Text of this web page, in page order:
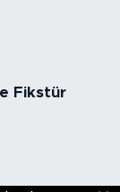
Fikstür